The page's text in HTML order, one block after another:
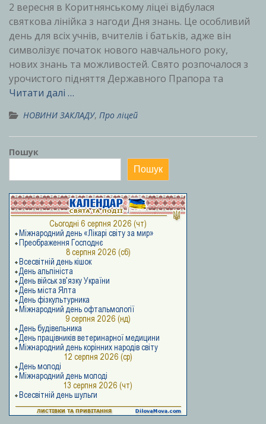
2 вересня в Коритнянському ліцеї відбулася
святкова лінійка з нагоди Дня знань. Це особливий
день для всіх учнів, вчителів і батьків, адже він
символізує початок нового навчального року,
нових знань та можливостей. Свято розпочалося з
урочистого підняття Державного Прапора та
Читати далі …
НОВИНИ ЗАКЛАДУ, Про ліцей
Пошук
Пошук